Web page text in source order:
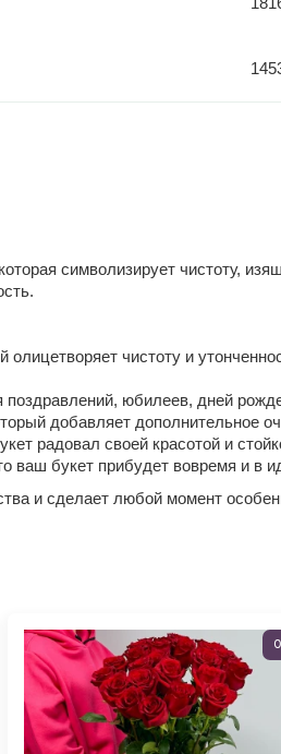
символизирует чистоту,
чистоту и
юбилеев, дней
добавляет дополнительное
радовал своей красотой и
ваш букет прибудет вовремя и в
и сделает любой момент